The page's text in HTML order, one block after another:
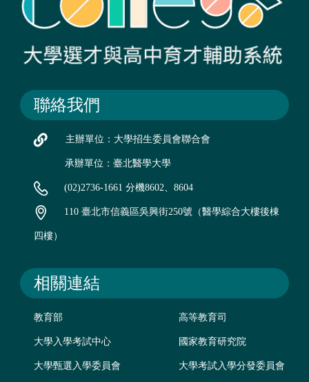
聯絡我們
主辦單位：大學招生委員會聯合會
承辦單位：臺北醫學大學
(02)2736-1661 分機8602、8604
110 臺北市信義區吳興街250號（醫學綜合大樓後棟
四樓）
相關連結
教育部 高等教育司
大學入學考試中心 國家教育研究院
大學甄選入學委員會 大學考試入學分發委員會